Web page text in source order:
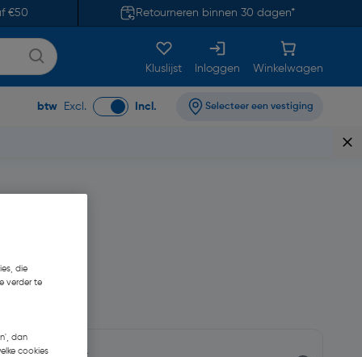
€50 Retourneren binnen 30 dagen*
Kluslijst Inloggen Winkelwagen
btw Excl. Incl. Selecteer een vestiging
3-5 werkdagen.
die
verder te
dan
cookies